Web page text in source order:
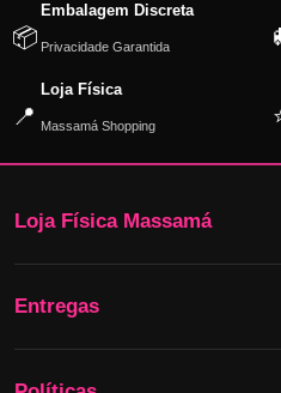
📦
Embalagem Discreta
Privacidade Garantida
📍
Loja Física
Massamá Shopping
Loja Física Massamá
Entregas